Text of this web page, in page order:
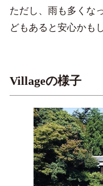
ただし、雨も多くな
どもあると安心かも
Villageの様子